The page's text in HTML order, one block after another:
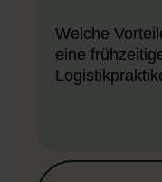
Welche
eine